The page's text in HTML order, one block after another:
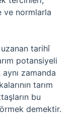
ve normlarla
uzanan tarihî
potansiyeli
zamanda
tarım
bu
demektir.